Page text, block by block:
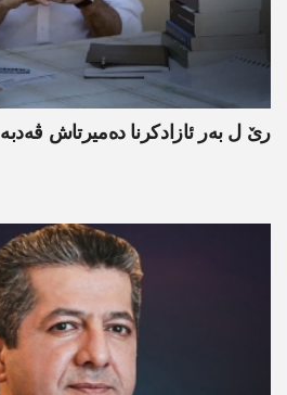
رێ ل بەر ئازادکرنا دەمیرتاش ڤەدبە